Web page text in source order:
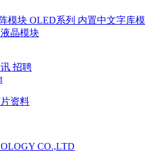
模块 OLED系列 内置中文字库模
晶模块
招聘
资料